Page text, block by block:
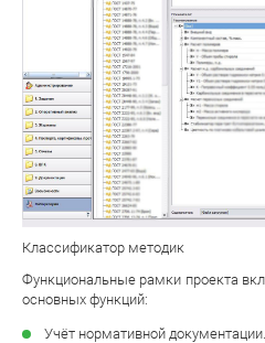
Классификатор методик
Функциональные рамки проекта
основных функций:
Учёт нормативной документации.